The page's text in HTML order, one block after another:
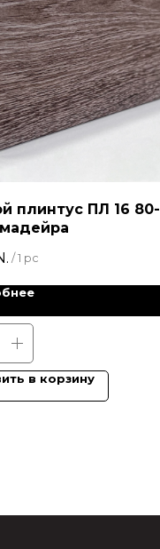
плинтус ПЛ 16 80-
/ 1 pc
в корзину